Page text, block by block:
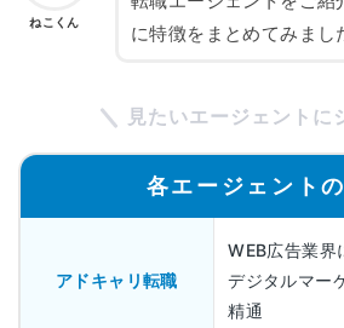
ねこくん
に特徴をまとめてみまし
見たいエージェントに
各エージェント
アドキャリ転職
WEB広告業界
デジタルマー
精通